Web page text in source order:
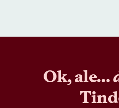
Ok, ale…